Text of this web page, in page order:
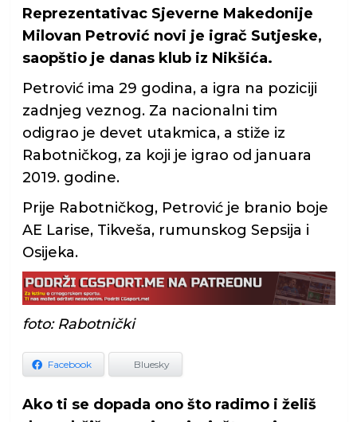
Reprezentativac Sjeverne Makedonije
Milovan Petrović novi je igrač Sutjeske,
saopštio je danas klub iz Nikšića.
Petrović ima 29 godina, a igra na poziciji
zadnjeg veznog. Za nacionalni tim
odigrao je devet utakmica, a stiže iz
Rabotničkog, za koji je igrao od januara
2019. godine.
Prije Rabotničkog, Petrović je branio boje
AE Larise, Tikveša, rumunskog Sepsija i
Osijeka.
foto: Rabotnički
Facebook Bluesky
Ako ti se dopada ono što radimo i želiš